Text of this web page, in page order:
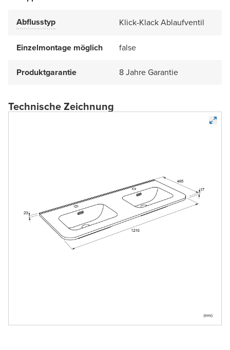
Abflusstyp Klick-Klack Ablaufventil
Einzelmontage möglich false
Produktgarantie 8 Jahre Garantie
Technische Zeichnung